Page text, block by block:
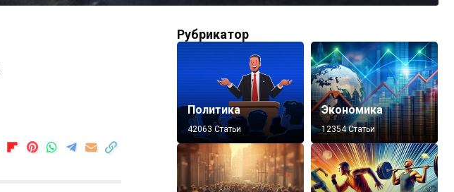
Рубрикатор
Политика
42063 Статьи
Экономика
12354 Статьи